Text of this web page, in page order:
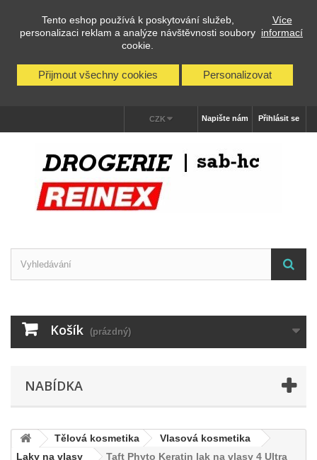
Tento eshop používá k poskytování služeb,
personalizaci reklam a analýze návštěvnosti soubory
cookie.
Více
informací
Přijmout všechny cookies Personalizovat
Přihlásit se
Napište nám
CZK
Košík (prázdný)
NABÍDKA
Tělová kosmetika
Vlasová kosmetika
Laky na vlasy
Taft Phyto Keratin lak na vlasy 4 Ultra